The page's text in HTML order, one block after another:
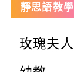
靜思語教學
玫瑰夫人